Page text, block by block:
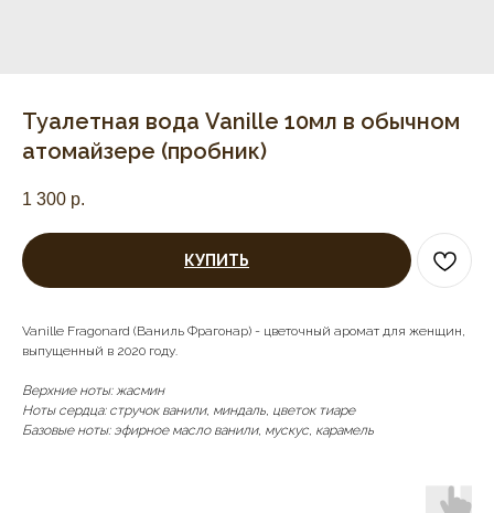
Туалетная вода Vanille 10мл в обычном
атомайзере (пробник)
1 300 р.
КУПИТЬ
Vanille Fragonard (Ваниль Фрагонар) - цветочный аромат для женщин,
выпущенный в 2020 году.
Верхние ноты: жасмин
Ноты сердца: стручок ванили, миндаль, цветок тиаре
Базовые ноты: эфирное масло ванили, мускус, карамель